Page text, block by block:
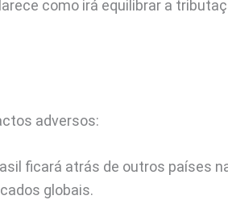
como irá equilibrar a
adversos:
ficará atrás de outros países
globais.